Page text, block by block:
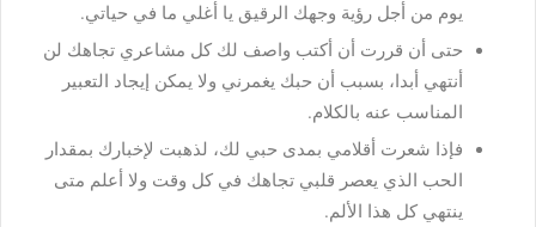
يوم من أجل رؤية وجهك الرقيق يا أغلي ما في حياتي.
حتى أن قررت أن أكتب واصف لك كل مشاعري تجاهك لن
أنتهي أبدا، بسبب أن حبك يغمرني ولا يمكن إيجاد التعبير
المناسب عنه بالكلام.
فإذا شعرت أقلامي بمدى حبي لك، لذهبت لإخبارك بمقدار
الحب الذي يعصر قلبي تجاهك في كل وقت ولا أعلم متى
ينتهي كل هذا الألم.